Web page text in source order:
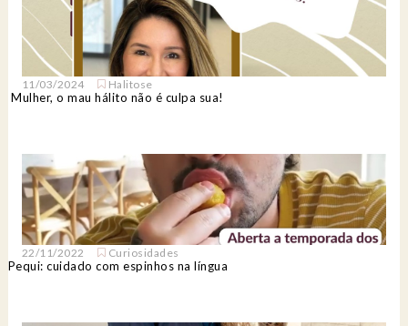
11/03/2024 Halitose
Mulher, o mau hálito não é culpa sua!
22/11/2022 Curiosidades
Pequi: cuidado com espinhos na língua